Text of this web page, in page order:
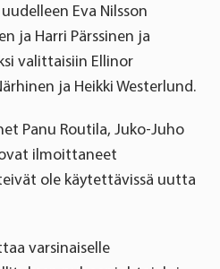
Eva Nilsson
ja Harri Pärssinen ja
valittaisiin Ellinor
ja Heikki Westerlund.
Panu Routila, Juko-Juho
ilmoittaneet
ole käytettävissä uutta
varsinaiselle